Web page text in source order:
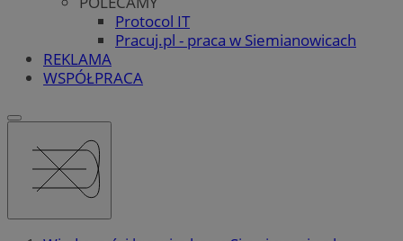
Protocol IT
Pracuj.pl - praca w Siemianowicach
REKLAMA
WSPÓŁPRACA